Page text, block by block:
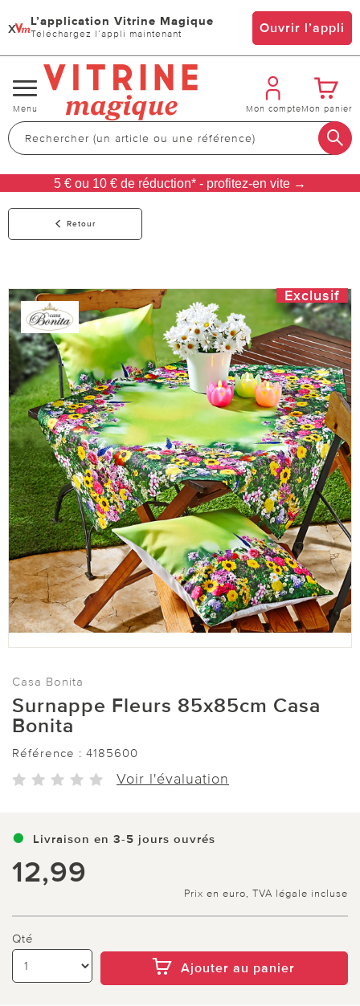
x L’application Vitrine Magique
Téléchargez l’appli maintenant Ouvrir l’appli
Changer
de
navigation
Menu Mon compteMon panier
5 € ou 10 € de réduction* - profitez-en vite →
Retour
Exclusif
Casa Bonita
Surnappe Fleurs 85x85cm Casa
Bonita
Référence : 4185600
Voir l'évaluation
Livraison en 3-5 jours ouvrés
12,99
Prix en euro, TVA légale incluse
Qté
Ajouter au panier